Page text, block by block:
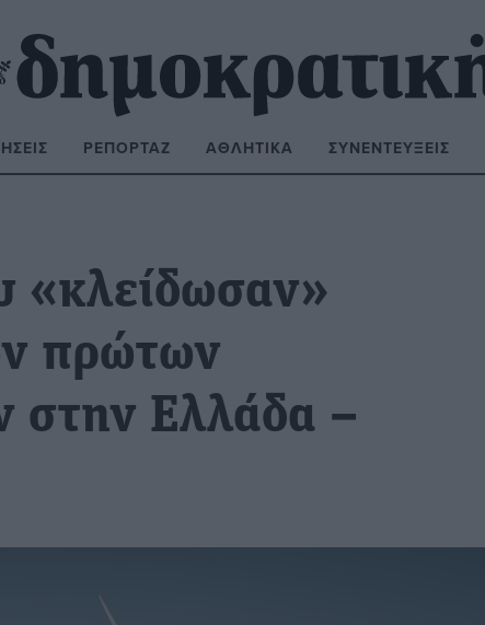
ΡΕΠΟΡΤΆΖ ΑΘΛΗΤΙΚΆ ΣΥΝΕΝΤΕΎΞΕΙΣ
«κλείδωσαν»
πρώτων
στην Ελλάδα –